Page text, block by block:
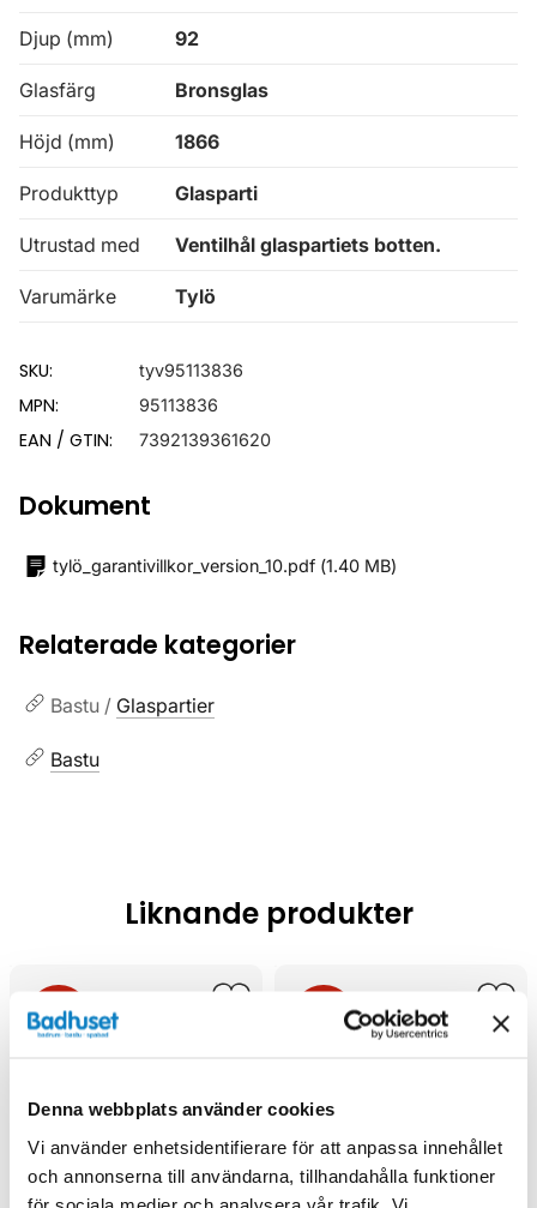
Denna webbplats använder cookies
Vi använder enhetsidentifierare för att anpassa innehållet
och annonserna till användarna, tillhandahålla funktioner
för sociala medier och analysera vår trafik. Vi
Djup (mm) 92
Glasfärg Bronsglas
Höjd (mm) 1866
Produkttyp Glasparti
Utrustad med Ventilhål glaspartiets botten.
Varumärke Tylö
SKU: tyv95113836
MPN: 95113836
EAN / GTIN: 7392139361620
Dokument
tylö_garantivillkor_version_10.pdf (1.40 MB)
Relaterade kategorier
Bastu / Glaspartier
Bastu
Liknande produkter
Kampanj Kampanj